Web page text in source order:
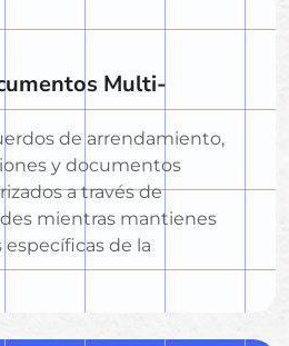
Multi-
de arrendamiento,
y documentos
a través de
mientras mantienes
de la